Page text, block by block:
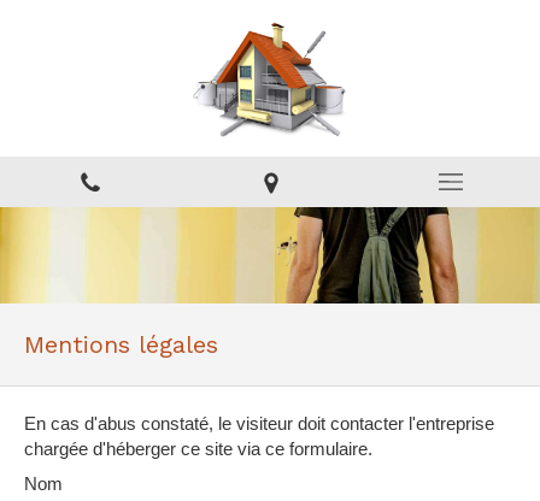
Mentions légales
En cas d'abus constaté, le visiteur doit contacter l'entreprise
chargée d'héberger ce site via ce formulaire.
Nom